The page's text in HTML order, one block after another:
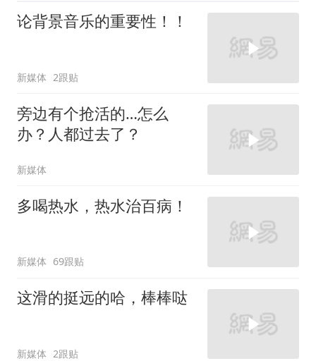
论背景音乐的重要性！！
新媒体 2跟贴
旁边有个抢活的…怎么
办？人都过去了？
新媒体
多喝热水，热水治百病！
新媒体 69跟贴
这滑的挺远的哈，棒棒哒
新媒体 2跟贴